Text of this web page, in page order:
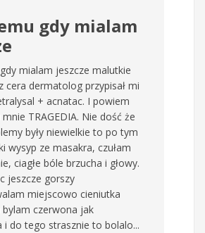
gdy mialam
mialam jeszcze malutkie
cera dermatolog przypisał mi
+ acnatac. I powiem
TRAGEDIA. Nie dość że
były niewielkie to po tym
wysyp ze masakra, czułam
ciagłe bóle brzucha i głowy.
jeszcze gorszy
miejscowo cieniutka
czerwona jak
i do tego strasznie to bolalo...